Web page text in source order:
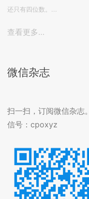
还只有四位数。...
查看更多…
微信杂志
扫一扫，订阅微信杂志
信号：cpoxyz